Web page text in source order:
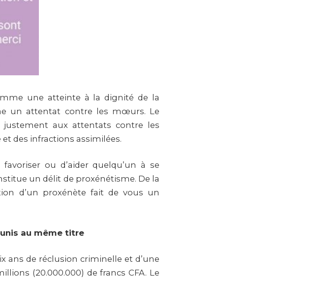
une atteinte à la dignité de la
un attentat contre les mœurs. Le
aux attentats contre les
des infractions assimilées.
ou d’aider quelqu’un à se
un délit de proxénétisme. De la
d’un proxénète fait de vous un
au même titre
ans de réclusion criminelle et d’une
(20.000.000) de francs CFA. Le